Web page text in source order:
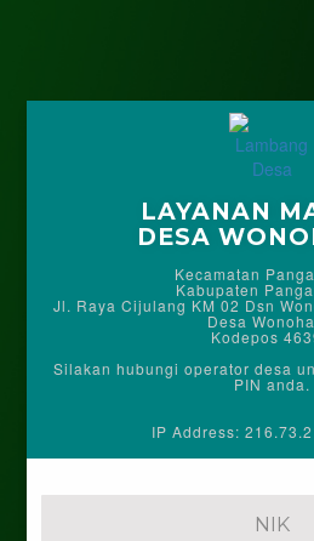
LAYANAN
DESA
Kecamatan
Kabupaten
Jl. Raya Cijulang KM 02 Dsn
Desa
Kodepos
Silakan hubungi operator desa
PIN anda.
IP Address: